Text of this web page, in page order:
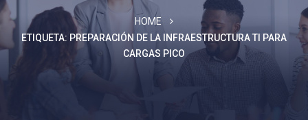
HOME
ETIQUETA: PREPARACIÓN DE LA INFRAESTRUCTURA TI PARA
CARGAS PICO